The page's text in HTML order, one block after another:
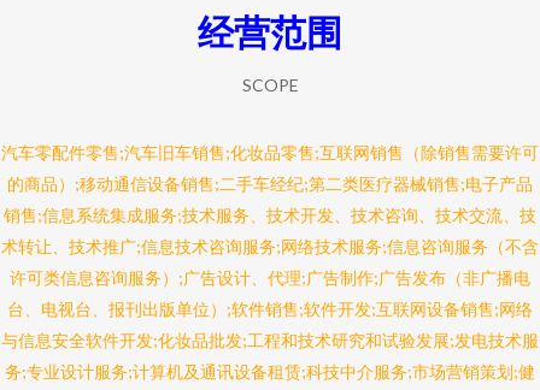
经营范围
SCOPE
汽车零配件零售;汽车旧车销售;化妆品零售;互联网销售（除销售需要许可
的商品）;移动通信设备销售;二手车经纪;第二类医疗器械销售;电子产品
销售;信息系统集成服务;技术服务、技术开发、技术咨询、技术交流、技
术转让、技术推广;信息技术咨询服务;网络技术服务;信息咨询服务（不含
许可类信息咨询服务）;广告设计、代理;广告制作;广告发布（非广播电
台、电视台、报刊出版单位）;软件销售;软件开发;互联网设备销售;网络
与信息安全软件开发;化妆品批发;工程和技术研究和试验发展;发电技术服
务;专业设计服务;计算机及通讯设备租赁;科技中介服务;市场营销策划;健